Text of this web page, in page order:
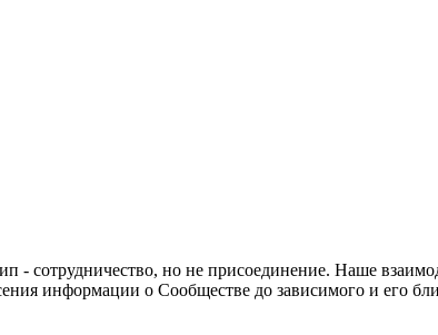
сотрудничество, но не присоединение. Наше
информации о Сообществе до зависимого и его